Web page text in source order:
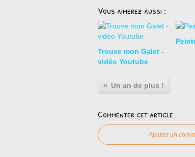
Vous aimerez aussi :
Trouve mon Galet -
vidéo Youtube
Un an de plus !
Commenter cet article
Ajouter un